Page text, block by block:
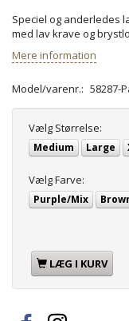
Speciel og anderledes
med lav krave og
Mere information
Model/varenr.: 58287-
Vælg Størrelse:
Medium Large
VælgFarve:
Purple/Mix
LÆG I KURV